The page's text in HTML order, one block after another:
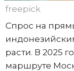
freepick
Спрос на
расти. В 2025
маршруте